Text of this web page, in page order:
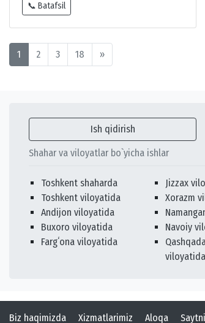
📞 Batafsil
1 2 3 18 »
Ish qidirish
Shahar va viloyatlar bo`yicha ishlar
Toshkent shaharda
Toshkent viloyatida
Andijon viloyatida
Buxoro viloyatida
Fargʻona viloyatida
Jizzax
Xorazm
Navoiy
viloyatida
Biz haqimizda Xizmatlarimiz Aloqa